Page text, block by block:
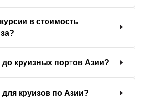
в стоимость
до круизных портов Азии?
для круизов по Азии?